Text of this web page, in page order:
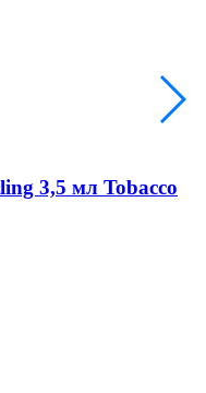
3,5 мл Tobacco